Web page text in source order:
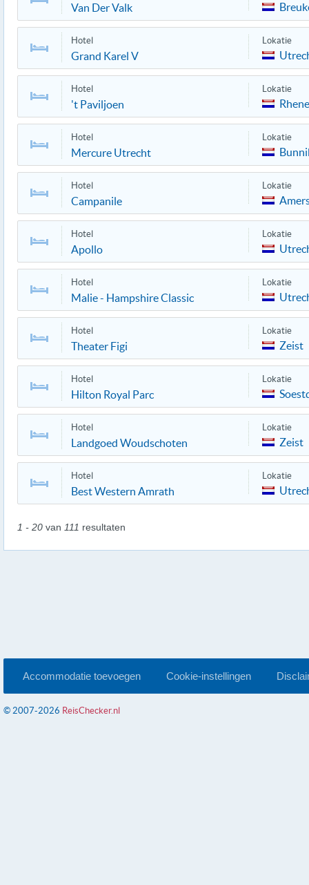
Van Der Valk
Hotel
Grand Karel V
Lokatie
Hotel
't Paviljoen
Lokatie
Hotel
Mercure Utrecht
Lokatie
Hotel
Campanile
Lokatie
Hotel
Apollo
Lokatie
Hotel
Malie - Hampshire Classic
Lokatie
Hotel
Theater Figi
Lokatie
Zeist
Hotel
Hilton Royal Parc
Lokatie
Hotel
Landgoed Woudschoten
Lokatie
Zeist
Hotel
Best Western Amrath
Lokatie
1 - 20 van 111 resultaten
Accommodatie toevoegen Cookie-instellingen
© 2007-2026 ReisChecker.nl